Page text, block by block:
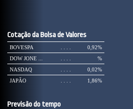
Cotação da Bolsa de Valores
BOVESPA 0,92%
DOW JONE ...
%
NASDAQ
0,02%
JAPÃO
1,86%
Previsão do tempo